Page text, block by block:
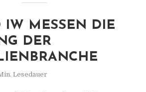
MESSEN DIE
DER
Lesedauer